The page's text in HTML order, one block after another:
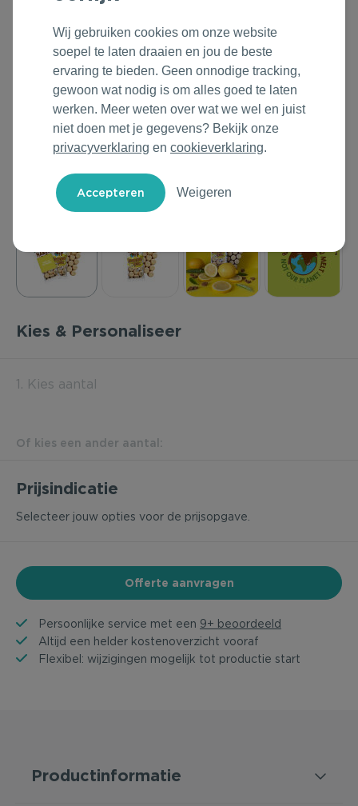
Technologie & Gadgets
Home & Living
Duurzame Bestsellers
Daarom Duurzaam
Oranjefeest
Vakantie & Zomer
Back to Routine
Herfstmomenten
Sinterklaas
Warme Winter
Kerst & Eindejaar
Roll'Eat
Samsonite
Stanley/Stella
Tony's Chocolonely
Kies & Personaliseer
1. Kies aantal
Of kies een ander aantal:
Prijsindicatie
Selecteer jouw opties voor de prijsopgave.
Offerte aanvragen
Persoonlijke service met een 9+ beoordeeld
Altijd een helder kostenoverzicht vooraf
Flexibel: wijzigingen mogelijk tot productie start
Productinformatie
Wij gebruiken cookies om onze website
soepel te laten draaien en jou de beste
ervaring te bieden. Geen onnodige tracking,
gewoon wat nodig is om alles goed te laten
werken. Meer weten over wat we wel en juist
niet doen met je gegevens? Bekijk onze
privacyverklaring en cookieverklaring.
Weigeren